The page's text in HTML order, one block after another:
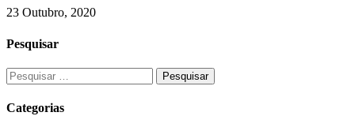
23 Outubro, 2020
Pesquisar
Categorias